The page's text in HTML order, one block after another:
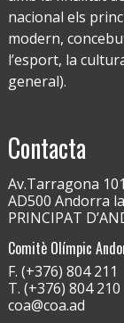
nacional els
modern,
l’esport, la
general).
Contacta
Av.Tarragona
AD500 Andorra
PRINCIPAT
Comitè Olímpic
F. (+376) 804 211
T. (+376) 804 210
coa@coa.ad